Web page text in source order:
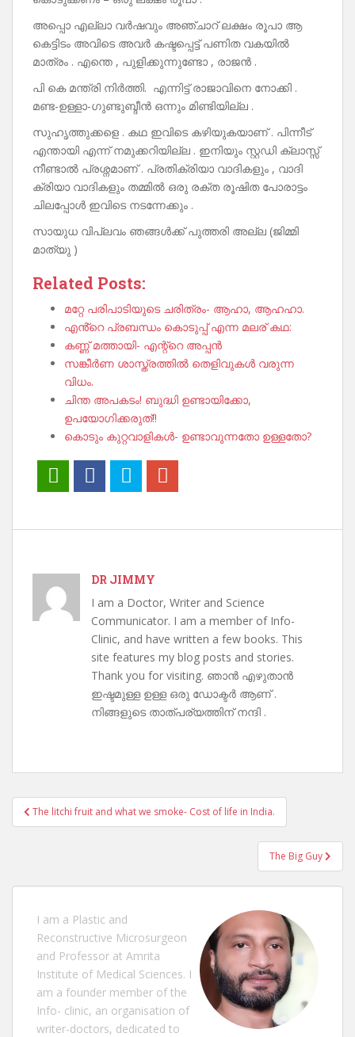
അപ്പൊ എല്ലാ വർഷവും അഞ്ചാറ് ലക്ഷം രൂപാ ആ
കെട്ടിടം അവിടെ അവർ കഷ്ടപ്പെട്ട് പണിത വകയിൽ
മാത്രം . എന്തെ , പുളിക്കുന്നുണ്ടോ , രാജൻ .
പി കെ മന്ത്രി നിർത്തി. എന്നിട്ട് രാജാവിനെ നോക്കി .
മണ്ട-ഉള്ളാ-ഗുണ്ടുബ്ദീൻ ഒന്നും മിണ്ടിയില്ല .
സുഹൃത്തുക്കളെ . കഥ ഇവിടെ കഴിയുകയാണ് . പിന്നീട്
എന്തായി എന്ന് നമുക്കറിയില്ല . ഇനിയും സ്റ്റഡി ക്ലാസ്സ്
നീണ്ടാൽ പ്രശ്നമാണ് . പ്രതിക്രിയാ വാദികളും , വാദി
ക്രിയാ വാദികളും തമ്മിൽ ഒരു രക്ത രൂഷിത പോരാട്ടം
ചിലപ്പോൾ ഇവിടെ നടന്നേക്കും .
സായുധ വിപ്ലവം ഞങ്ങൾക്ക് പുത്തരി അല്ല (ജിമ്മി
മാത്യു )
Related Posts:
മറ്റേ പരിപാടിയുടെ ചരിത്രം- ആഹാ, ആഹഹാ.
എൻ്റെ പ്രബന്ധം കൊടുപ്പ് എന്ന മലര് കഥ:
കണ്ണ് മത്തായി- എന്റ്റെ അപ്പൻ
സങ്കീർണ ശാസ്ത്രത്തിൽ തെളിവുകൾ വരുന്ന
വിധം.
ചിന്ത അപകടം! ബുദ്ധി ഉണ്ടായിക്കോ,
ഉപയോഗിക്കരുത്!!
കൊടും കുറ്റവാളികൾ- ഉണ്ടാവുന്നതോ ഉള്ളതോ?
DR JIMMY
I am a Doctor, Writer and Science
Communicator. I am a member of Info-
Clinic, and have written a few books. This
site features my blog posts and stories.
Thank you for visiting. ഞാൻ എഴുതാൻ
ഇഷ്ടമുള്ള ഉള്ള ഒരു ഡോക്ടർ ആണ് .
നിങ്ങളുടെ താത്പര്യത്തിന് നന്ദി .
Post
navigation
The litchi fruit and what we smoke- Cost of life in India.
The Big Guy
I am a Plastic and
Reconstructive Microsurgeon
and Professor at Amrita
Institute of Medical Sciences. I
am a founder member of the
Info- clinic, an organisation of
writer-doctors, dedicated to